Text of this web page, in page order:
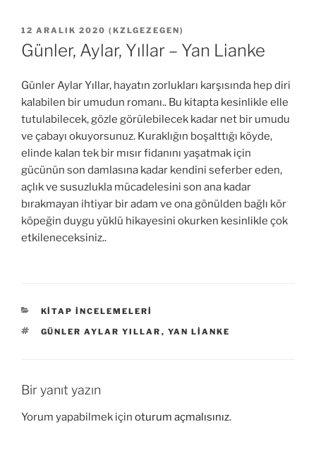
YAYIM
TARIHI
12 ARALIK 2020 ( KZLGEZEGEN)
Günler, Aylar, Yıllar – Yan Lianke
Günler Aylar Yıllar, hayatın zorlukları karşısında hep diri
kalabilen bir umudun romanı.. Bu kitapta kesinlikle elle
tutulabilecek, gözle görülebilecek kadar net bir umudu
ve çabayı okuyorsunuz. Kuraklığın boşalttığı köyde,
elinde kalan tek bir mısır fidanını yaşatmak için
gücünün son damlasına kadar kendini seferber eden,
açlık ve susuzlukla mücadelesini son ana kadar
bırakmayan ihtiyar bir adam ve ona gönülden bağlı kör
köpeğin duygu yüklü hikayesini okurken kesinlikle çok
etkileneceksiniz..
KATEGORILER
KITAP İNCELEMELERI
ETIKETLER
GÜNLER AYLAR YILLAR , YAN LIANKE
Bir yanıt yazın
Yorum yapabilmek için oturum açmalısınız.